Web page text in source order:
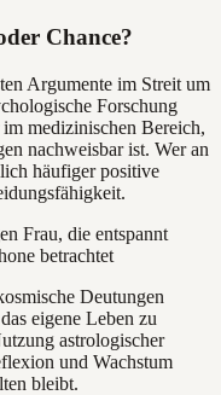
Chance?
Argumente im Streit um
Forschung
medizinischen Bereich,
nachweisbar ist. Wer an
häufiger positive
Deutungen
eigene Leben zu
astrologischer
und Wachstum
bleibt.